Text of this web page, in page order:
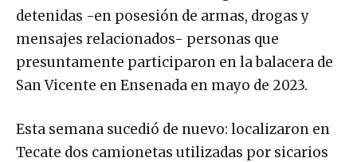
detenidas -en posesión de armas, drogas y
mensajes relacionados- personas que
presuntamente participaron en la balacera de
San Vicente en Ensenada en mayo de 2023.
Esta semana sucedió de nuevo: localizaron en
Tecate dos camionetas utilizadas por sicarios